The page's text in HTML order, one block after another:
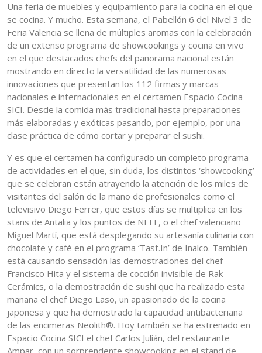
Una feria de muebles y equipamiento para la cocina en el que
se cocina. Y mucho. Esta semana, el Pabellón 6 del Nivel 3 de
Feria Valencia se llena de múltiples aromas con la celebración
de un extenso programa de showcookings y cocina en vivo
en el que destacados chefs del panorama nacional están
mostrando en directo la versatilidad de las numerosas
innovaciones que presentan los 112 firmas y marcas
nacionales e internacionales en el certamen Espacio Cocina
SICI. Desde la comida más tradicional hasta preparaciones
más elaboradas y exóticas pasando, por ejemplo, por una
clase práctica de cómo cortar y preparar el sushi.
Y es que el certamen ha configurado un completo programa
de actividades en el que, sin duda, los distintos ‘showcooking’
que se celebran están atrayendo la atención de los miles de
visitantes del salón de la mano de profesionales como el
televisivo Diego Ferrer, que estos días se multiplica en los
stans de Antalia y los puntos de NEFF, o el chef valenciano
Miguel Martí, que está desplegando su artesanía culinaria con
chocolate y café en el programa ‘Tast.In’ de Inalco. También
está causando sensación las demostraciones del chef
Francisco Hita y el sistema de cocción invisible de Rak
Cerámics, o la demostración de sushi que ha realizado esta
mañana el chef Diego Laso, un apasionado de la cocina
japonesa y que ha demostrado la capacidad antibacteriana
de las encimeras Neolith®. Hoy también se ha estrenado en
Espacio Cocina SICI el chef Carlos Julián, del restaurante